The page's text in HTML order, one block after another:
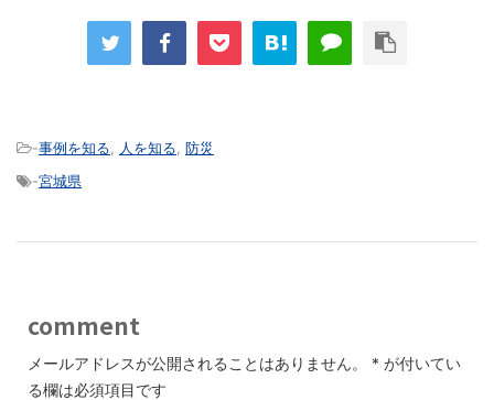
-事例を知る 人を知る 防災
-宮城県
comment
メールアドレスが公開されることはありません。 * が付いてい
る欄は必須項目です